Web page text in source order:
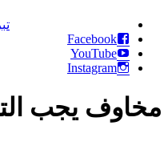
Facebook
YouTube
Instagram
مخاوف يجب